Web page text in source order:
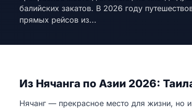
балийских закатов. В 2026 году
прямых рейсов из...
Из Нячанга по Азии 2026:
Нячанг — прекрасное место для жизни, но